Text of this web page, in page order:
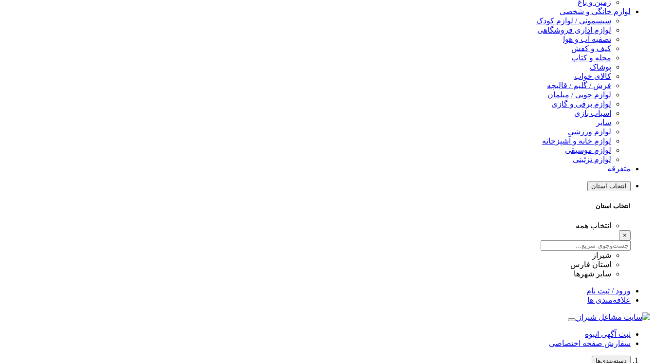
زمین و باغ
لوازم خانگی و شخصی
سیسمونی / لوازم کودک
لوازم اداری فروشگاهی
تصفیه آب و هوا
کیف و کفش
مجله و کتاب
پوشاک
کالای خواب
فرش / گلیم / قالیچه
لوازم چوبی / مبلمان
لوازم برقی و گازی
اسباب بازی
سایر
لوازم ورزشی
لوازم خانه و آشپزخانه
لوازم موسیقی
لوازم تزئینی
متفرقه
انتخاب استان
انتخاب استان
انتخاب همه
×
شیراز
استان فارس
سایر شهرها
ورود / ثبت نام
علاقه‌مندی ها
ثبت آگهی انبوه
سفارش صفحه اختصاصی
دسته‌بندی‌ها